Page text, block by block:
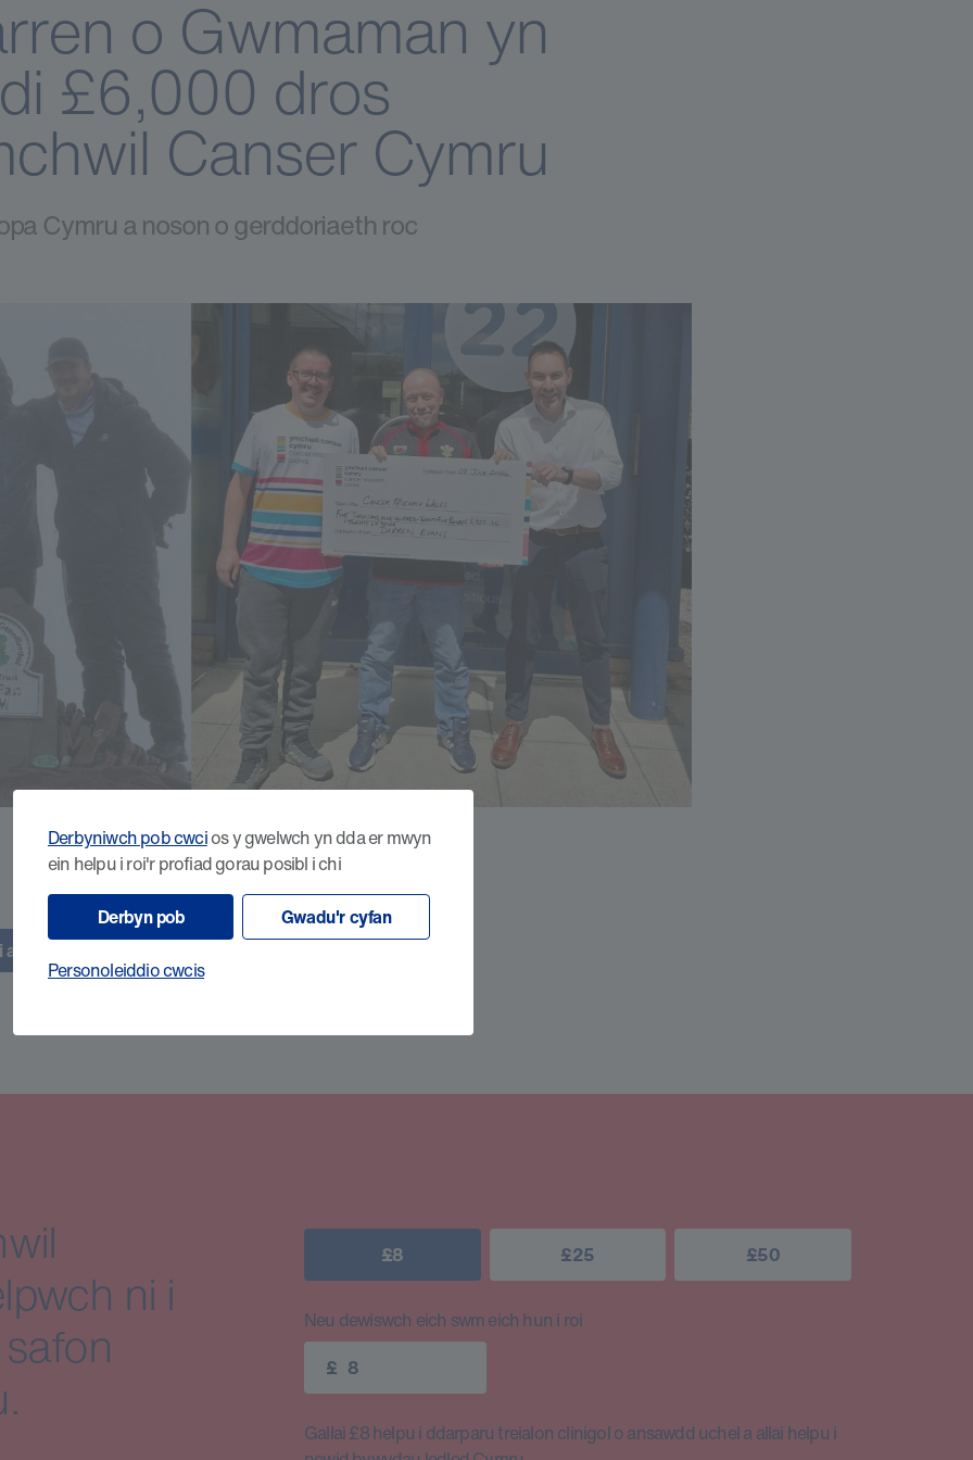
Derbyniwch pob cwcios y gwelwch yn dda er mwyn
ein helpu i roi'r profiad gorau posibl i chi
Derbyn pob Gwadu'r cyfan
Personoleiddio cwcis
o Gwmaman yn
£6,000 dros
Canser Cymru
Cymru a noson o gerddoriaeth roc
i ni
ni i
£8 £25 £50
Neu dewiswch eich swm eich hun i roi
£
Gallai £8 helpu i ddarparu treialon clinigol o ansawdd uchel a allai helpu i